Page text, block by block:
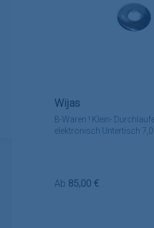
B-Waren ! Klein-
elektronisch Untertisch
Wijas
Regulärer Preis:
Ab 85,00 €